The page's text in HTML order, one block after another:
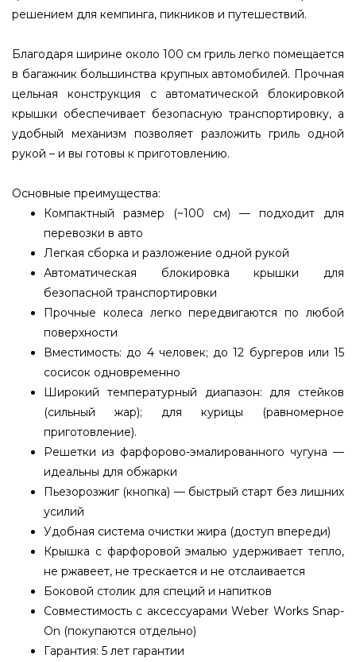
решением для кемпинга, пикников и путешествий.
Благодаря ширине около 100 см гриль легко помещается
в багажник большинства крупных автомобилей. Прочная
цельная конструкция с автоматической блокировкой
крышки обеспечивает безопасную транспортировку, а
удобный механизм позволяет разложить гриль одной
рукой – и вы готовы к приготовлению.
Основные преимущества:
Компактный размер (~100 см) — подходит для
перевозки в авто
Легкая сборка и разложение одной рукой
Автоматическая блокировка крышки для
безопасной транспортировки
Прочные колеса легко передвигаются по любой
поверхности
Вместимость: до 4 человек; до 12 бургеров или 15
сосисок одновременно
Широкий температурный диапазон: для стейков
(сильный жар); для курицы (равномерное
приготовление).
Решетки из фарфорово-эмалированного чугуна —
идеальны для обжарки
Пьезорозжиг (кнопка) — быстрый старт без лишних
усилий
Удобная система очистки жира (доступ впереди)
Крышка с фарфоровой эмалью удерживает тепло,
не ржавеет, не трескается и не отслаивается
Боковой столик для специй и напитков
Совместимость с аксессуарами Weber Works Snap-
On (покупаются отдельно)
Гарантия: 5 лет гарантии